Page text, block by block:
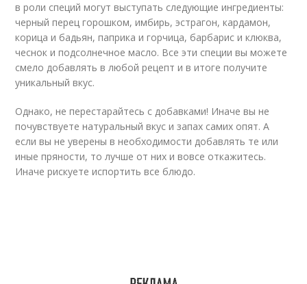
в роли специй могут выступать следующие ингредиенты:
черный перец горошком, имбирь, эстрагон, кардамон,
корица и бадьян, паприка и горчица, барбарис и клюква,
чеснок и подсолнечное масло. Все эти специи вы можете
смело добавлять в любой рецепт и в итоге получите
уникальный вкус.
Однако, не перестарайтесь с добавками! Иначе вы не
почувствуете натуральный вкус и запах самих опят. А
если вы не уверены в необходимости добавлять те или
иные пряности, то лучше от них и вовсе откажитесь.
Иначе рискуете испортить все блюдо.